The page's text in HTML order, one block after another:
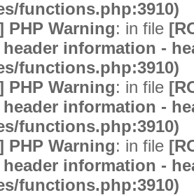
functions.php:3910)
PHP Warning: in file
information -
functions.php:3910)
PHP Warning: in file
information -
functions.php:3910)
PHP Warning: in file
information -
functions.php:3910)